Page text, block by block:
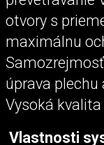
otvory s
maximálnu
úprava
Vysoká
Vlastnosti